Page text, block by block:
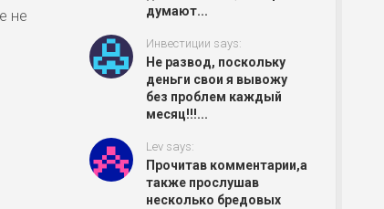
не
думают...
Инвестиции says:
Не развод, поскольку
деньги свои я вывожу
без проблем каждый
месяц!!!...
Lev says:
Прочитав комментарии,а
также прослушав
несколько бредовых